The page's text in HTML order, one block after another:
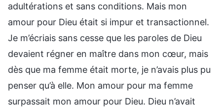
adultérations et sans conditions. Mais mon
amour pour Dieu était si impur et transactionnel.
Je m’écriais sans cesse que les paroles de Dieu
devaient régner en maître dans mon cœur, mais
dès que ma femme était morte, je n’avais plus pu
penser qu’à elle. Mon amour pour ma femme
surpassait mon amour pour Dieu. Dieu n’avait